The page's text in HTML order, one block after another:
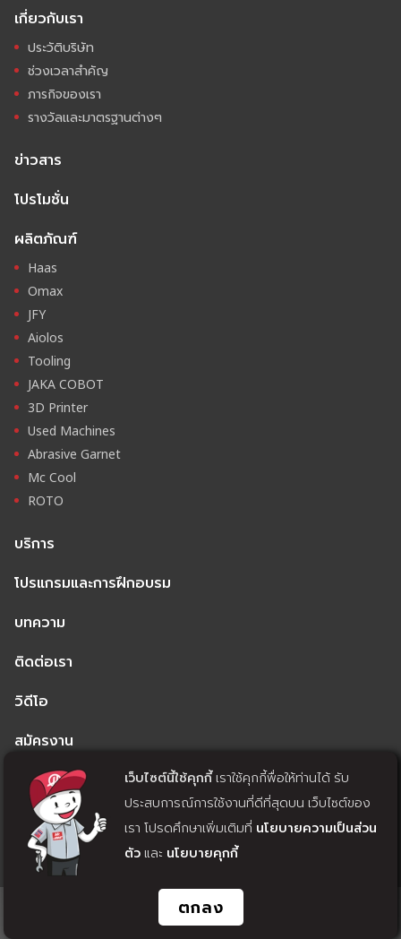
เกี่ยวกับเรา
ประวัติบริษัท
ช่วงเวลาสำคัญ
ภารกิจของเรา
รางวัลและมาตรฐานต่างๆ
ข่าวสาร
โปรโมชั่น
ผลิตภัณฑ์
Haas
Omax
JFY
Aiolos
Tooling
JAKA COBOT
3D Printer
Used Machines
Abrasive Garnet
Mc Cool
ROTO
บริการ
โปรแกรมและการฝึกอบรม
บทความ
ติดต่อเรา
วิดีโอ
สมัครงาน
นโยบายความเป็นส่วนตัว
นโยบายคุกกี้
แจ้งถอนความยินยอม
© 2022 MACHINE TECH CO., LTD. ALL RIGHTS RESERVED. WEB
เว็บไซต์นี้ใช้คุกกี้เราใช้คุกกี้พื่อให้ท่านได้ รับ
ประสบการณ์การใช้งานที่ดีที่สุดบน เว็บไซต์ของ
เรา โปรดศึกษาเพิ่มเติมที่ นโยบายความเป็นส่วน
ตัว และ นโยบายคุกกี้
ตกลง